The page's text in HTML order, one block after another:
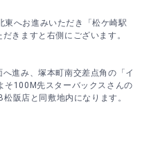
東へお進みいただき「松ケ崎駅
きますと右側にございます。
進み、塚本町南交差点角の「イ
そ100M先スターバックスさんの
阪店と同敷地内になります。